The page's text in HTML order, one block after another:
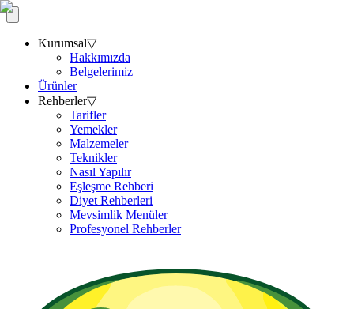
Kurumsal▽
Hakkımızda
Belgelerimiz
Ürünler
Rehberler▽
Tarifler
Yemekler
Malzemeler
Teknikler
Nasıl Yapılır
Eşleşme Rehberi
Diyet Rehberleri
Mevsimlik Menüler
Profesyonel Rehberler